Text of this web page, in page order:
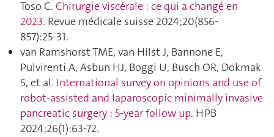
Toso C. Chirurgie viscérale : ce qui a changé en
2023. Revue médicale suisse 2024;20(856-
857):25‑31.
van Ramshorst TME, van Hilst J, Bannone E,
Pulvirenti A, Asbun HJ, Boggi U, Busch OR, Dokmak
S, et al. International survey on opinions and use of
robot-assisted and laparoscopic minimally invasive
pancreatic surgery : 5-year follow up. HPB
2024;26(1):63‑72.